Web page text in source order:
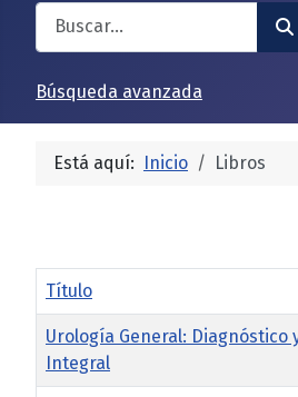
Búsqueda avanzada
Está aquí: Inicio Libros
Título
Urología General: Diagnóstico
Integral